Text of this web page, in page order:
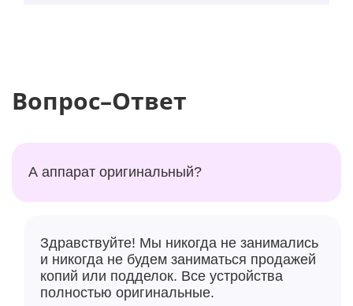
Вопрос–Ответ
А аппарат оригинальный?
Здравствуйте! Мы никогда не занимались
и никогда не будем заниматься продажей
копий или подделок. Все устройства
полностью оригинальные.